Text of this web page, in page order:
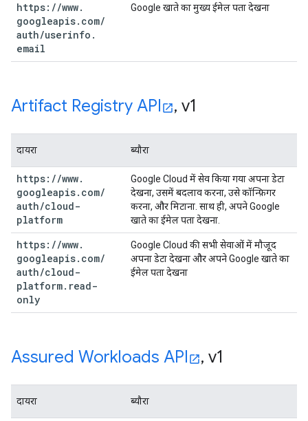
https: //www.
googleapis. com/
auth/userinfo .
email
Google खाते का मुख्य ईमेल पता देखना
Artifact Registry API , v1
दायरा ब्यौरा
https: //www.
googleapis. com/
auth/cloud-
platform
Google Cloud में सेव किया गया अपना डेटा
देखना, उसमें बदलाव करना, उसे कॉन्फ़िगर
करना, और मिटाना. साथ ही, अपने Google
खाते का ईमेल पता देखना.
https: //www.
googleapis. com/
auth/cloud-
platform. read-
only
Google Cloud की सभी सेवाओं में मौजूद
अपना डेटा देखना और अपने Google खाते का
ईमेल पता देखना
Assured Workloads API , v1
दायरा ब्यौरा